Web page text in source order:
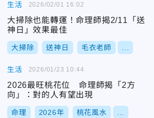
生活
大掃除也能轉運！命理師揭2/11「送
神日」效果最佳
大掃除 送神日 毛衣老師
2026/02/01 16:02
生活
2026最旺桃花位 命理師揭「2方
向」：對的人有望出現
命理 2026年 桃花風水
2026/01/23 10:44